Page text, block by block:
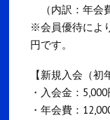
（内訳：年会
※会員優待によ
円です。
【新規入会（初
・入会金：
・年会費：